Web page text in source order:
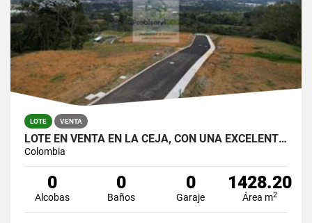
LOTE VENTA
LOTE EN VENTA EN LA CEJA, CON UNA EXCELENTE VISTA.
Colombia
0
Alcobas
0
Baños
0
Garaje
1428.20
Área m2